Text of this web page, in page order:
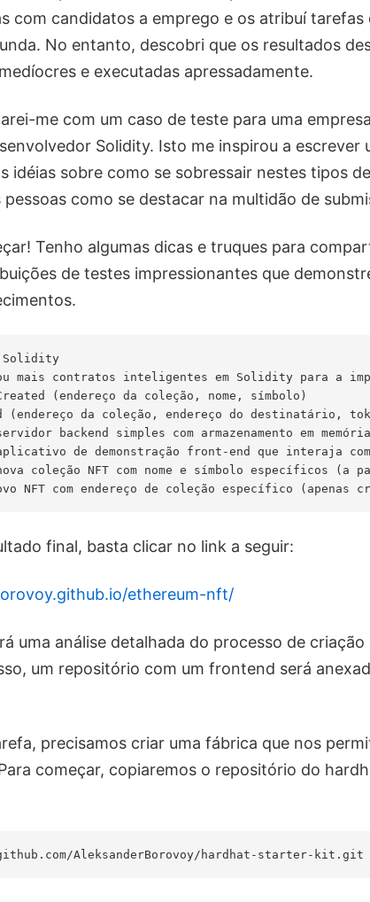
com candidatos a emprego e os atribuí tarefas
No entanto, descobri que os resultados
e executadas apressadamente.
me com um caso de teste para uma
Solidity. Isto me inspirou a escrever
idéias sobre como se sobressair nestes tipos
como se destacar na multidão de
Tenho algumas dicas e truques para
de testes impressionantes que
Solidity
mais contratos inteligentes em Solidity para a
(endereço da coleção, nome, símbolo)
(endereço da coleção, endereço do destinatário,
backend simples com armazenamento em
aplicativo de demonstração front-end que interaja
coleção NFT com nome e símbolo específicos (a
final, basta clicar no link a seguir:
ethereum-nft/
uma análise detalhada do processo de
um repositório com um frontend será
precisamos criar uma fábrica que nos
começar, copiaremos o repositório do